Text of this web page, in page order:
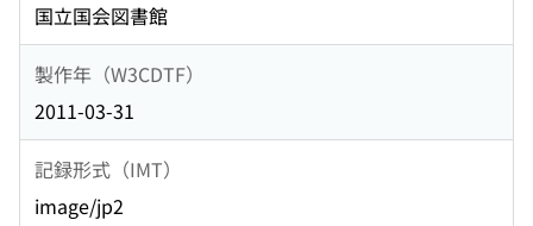
国立国会図書館
製作年（W3CDTF）
2011-03-31
記録形式（IMT）
image/jp2